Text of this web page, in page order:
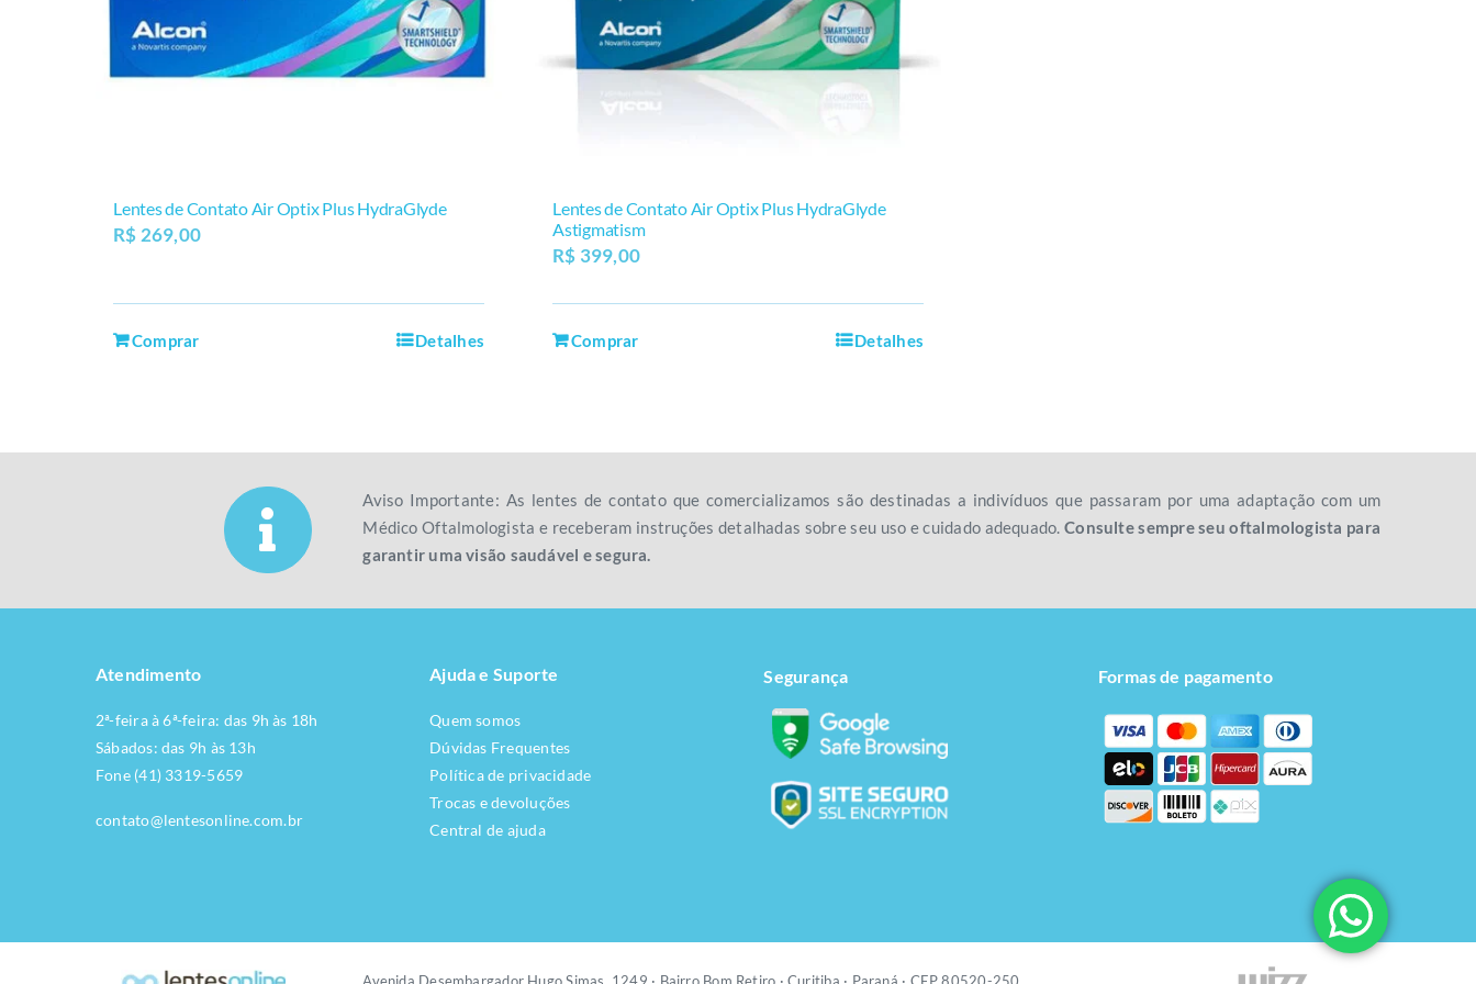
Lentes de Contato Air Optix Plus HydraGlyde
R$ 269,00
Comprar Detalhes
Lentes de Contato Air Optix Plus HydraGlyde
Astigmatism
R$ 399,00
Comprar Detalhes
Aviso Importante: As lentes de contato que comercializamos são destinadas a indivíduos que passaram por uma adaptação com um
Médico Oftalmologista e receberam instruções detalhadas sobre seu uso e cuidado adequado.Consulte sempre seu oftalmologista para
garantir uma visão saudável e segura.
Atendimento
2ª-feira à 6ª-feira: das 9h às 18h
Sábados: das 9h às 13h
Fone (41) 3319-5659
contato@lentesonline.com.br
Ajuda e Suporte
Quem somos
Dúvidas Frequentes
Política de privacidade
Trocas e devoluções
Central de ajuda
Segurança Formas de pagamento